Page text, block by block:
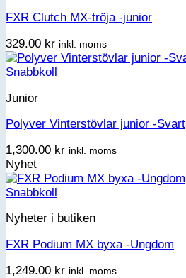
FXR Clutch MX-tröja -junior
329.00 kr inkl. moms
Snabbkoll
Junior
Polyver Vinterstövlar junior -Svart
1,300.00 kr inkl. moms
Nyhet
Snabbkoll
Nyheter i butiken
FXR Podium MX byxa -Ungdom
1,249.00 kr inkl. moms